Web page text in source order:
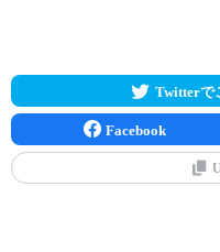
Twitterで
Facebook